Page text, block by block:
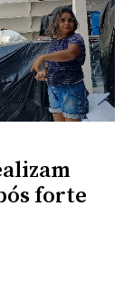
forte